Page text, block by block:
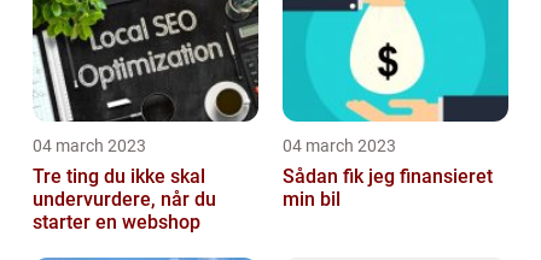
04 march 2023
Tre ting du ikke skal
undervurdere, når du
starter en webshop
04 march 2023
Sådan fik jeg finansieret
min bil